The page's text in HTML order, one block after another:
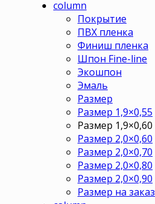
column
Покрытие
ПВХ пленка
Финиш пленка
Шпон Fine-line
Экошпон
Эмаль
Размер
Размер 1,9×0,55
Размер 1,9×0,60
Размер 2,0×0,60
Размер 2,0×0,70
Размер 2,0×0,80
Размер 2,0×0,90
Размер на заказ